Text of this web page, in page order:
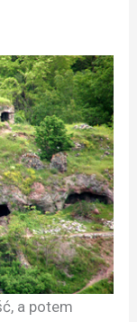
a potem